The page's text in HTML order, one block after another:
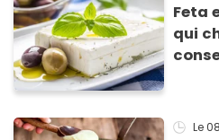
Feta
qui
Le